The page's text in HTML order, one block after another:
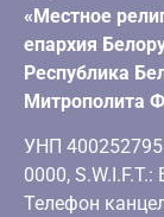
«Местное
епархия
Республика
Митрополита
УНП 400252795
0000,
Телефон